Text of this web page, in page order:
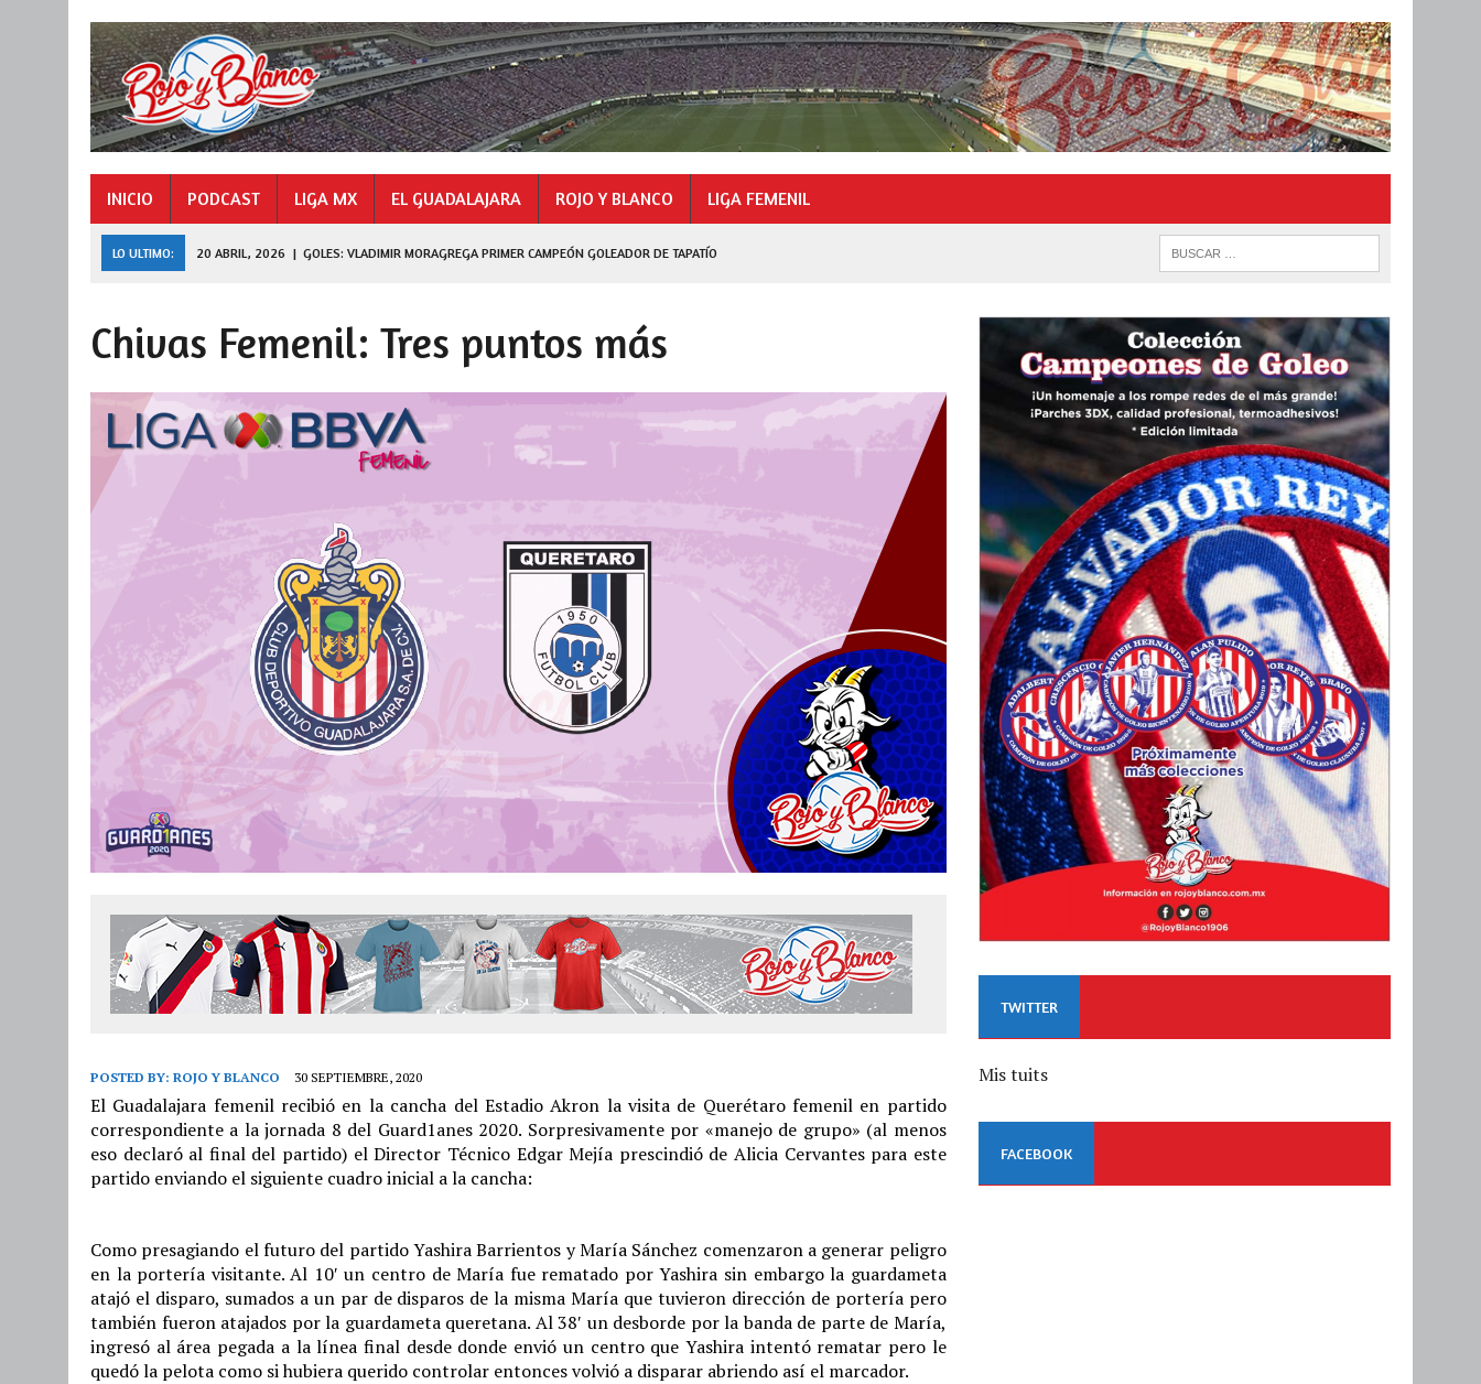
INICIO PODCAST LIGA MX EL GUADALAJARA ROJO Y BLANCO LIGA FEMENIL
LO ULTIMO: 20 ABRIL, 2026 | GOLES: VLADIMIR MORAGREGA PRIMER CAMPEÓN GOLEADOR DE TAPATÍO
Chivas Femenil: Tres puntos más
POSTED BY: ROJO Y BLANCO 30 SEPTIEMBRE, 2020
El Guadalajara femenil recibió en la cancha del Estadio Akron la visita de Querétaro femenil en partido
correspondiente a la jornada 8 del Guard1anes 2020. Sorpresivamente por «manejo de grupo» (al menos
eso declaró al final del partido) el Director Técnico Edgar Mejía prescindió de Alicia Cervantes para este
partido enviando el siguiente cuadro inicial a la cancha:
Como presagiando el futuro del partido Yashira Barrientos y María Sánchez comenzaron a generar peligro
en la portería visitante. Al 10′ un centro de María fue rematado por Yashira sin embargo la guardameta
atajó el disparo, sumados a un par de disparos de la misma María que tuvieron dirección de portería pero
también fueron atajados por la guardameta queretana. Al 38′ un desborde por la banda de parte de María,
ingresó al área pegada a la línea final desde donde envió un centro que Yashira intentó rematar pero le
quedó la pelota como si hubiera querido controlar entonces volvió a disparar abriendo así el marcador.
TWITTER
Mis tuits
FACEBOOK